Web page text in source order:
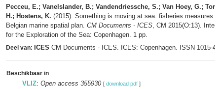
Pecceu, E.; Vanelslander, B.; Vandendriessche, S.; Van Hoey, G.;
H.; Hostens, K. (2015). Something is moving at sea: fisheries measures
Belgian marine spatial plan. CM Documents - ICES, CM 2015(O:13).
for the Exploration of the Sea: Copenhagen. 1 pp.
Deel van: ICES CM Documents - ICES. ICES: Copenhagen. ISSN 1015-
Beschikbaar in
VLIZ: Open access 355930 [ download pdf ]